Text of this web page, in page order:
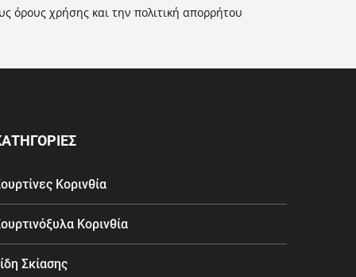
όρους χρήσης και την πολιτική απορρήτου
Κορινθία
Κορινθία
Σκίασης